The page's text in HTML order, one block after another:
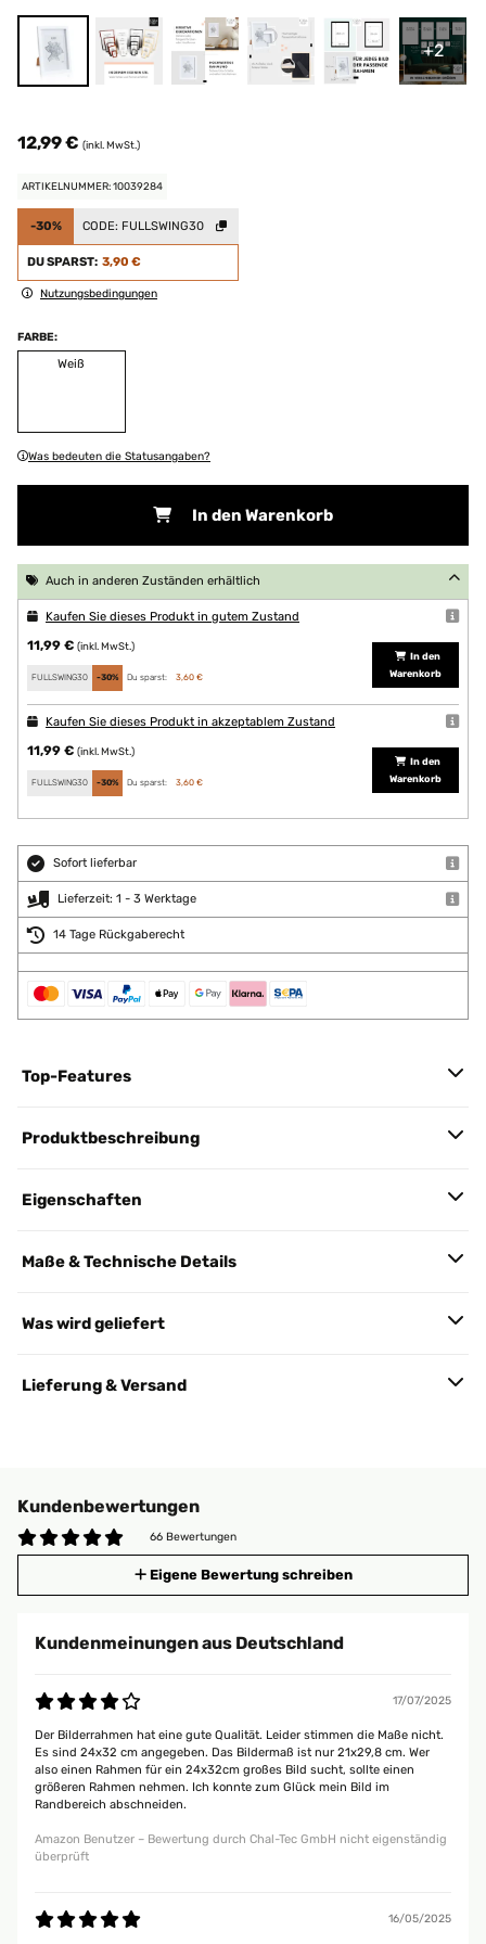
+2
12,99 € (inkl. MwSt.)
ARTIKELNUMMER: 10039284
-30% CODE: FULLSWING30
DU SPARST: 3,90 €
Nutzungsbedingungen
FARBE:
Weiß
Was bedeuten die Statusangaben?
In den Warenkorb
Auch in anderen Zuständen erhältlich
Kaufen Sie dieses Produkt in gutem Zustand
11,99 € (inkl. MwSt.)
FULLSWING30 -30% Du sparst: 3,60 €
In den
Warenkorb
Kaufen Sie dieses Produkt in akzeptablem Zustand
11,99 € (inkl. MwSt.)
FULLSWING30 -30% Du sparst: 3,60 €
In den
Warenkorb
Sofort lieferbar
Lieferzeit: 1 - 3 Werktage
14 Tage Rückgaberecht
Top-Features
Produktbeschreibung
Eigenschaften
Maße & Technische Details
Was wird geliefert
Lieferung & Versand
Kundenbewertungen
66 Bewertungen
Eigene Bewertung schreiben
Kundenmeinungen aus Deutschland
17/07/2025
Der Bilderrahmen hat eine gute Qualität. Leider stimmen die Maße nicht.
Es sind 24x32 cm angegeben. Das Bildermaß ist nur 21x29,8 cm. Wer
also einen Rahmen für ein 24x32cm großes Bild sucht, sollte einen
größeren Rahmen nehmen. Ich konnte zum Glück mein Bild im
Randbereich abschneiden.
Amazon Benutzer – Bewertung durch Chal-Tec GmbH nicht eigenständig
überprüft
16/05/2025